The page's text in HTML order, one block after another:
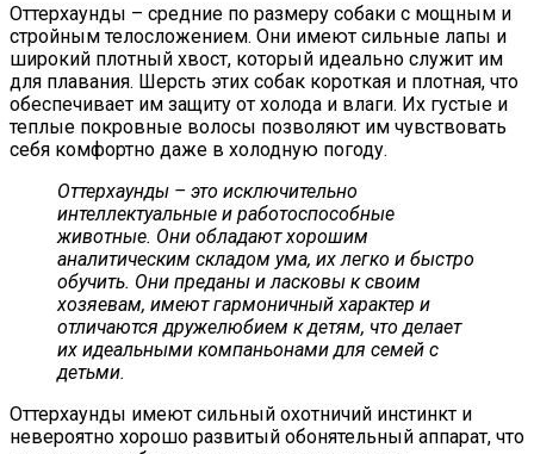
Оттерхаунды – средние по размеру собаки с мощным и
стройным телосложением. Они имеют сильные лапы и
широкий плотный хвост, который идеально служит им
для плавания. Шерсть этих собак короткая и плотная, что
обеспечивает им защиту от холода и влаги. Их густые и
теплые покровные волосы позволяют им чувствовать
себя комфортно даже в холодную погоду.
Оттерхаунды – это исключительно
интеллектуальные и работоспособные
животные. Они обладают хорошим
аналитическим складом ума, их легко и быстро
обучить. Они преданы и ласковы к своим
хозяевам, имеют гармоничный характер и
отличаются дружелюбием к детям, что делает
их идеальными компаньонами для семей с
детьми.
Оттерхаунды имеют сильный охотничий инстинкт и
невероятно хорошо развитый обонятельный аппарат, что